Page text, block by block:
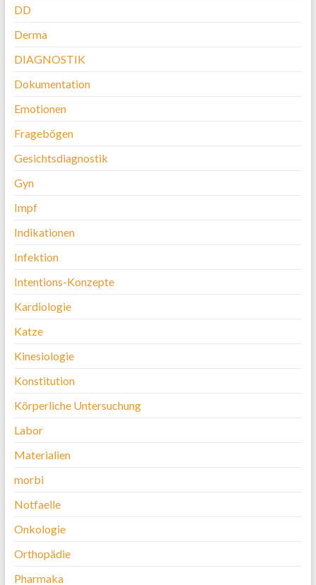
DD
Derma
DIAGNOSTIK
Dokumentation
Emotionen
Fragebögen
Gesichtsdiagnostik
Gyn
Impf
Indikationen
Infektion
Intentions-Konzepte
Kardiologie
Katze
Kinesiologie
Konstitution
Körperliche Untersuchung
Labor
Materialien
morbi
Notfaelle
Onkologie
Orthopädie
Pharmaka